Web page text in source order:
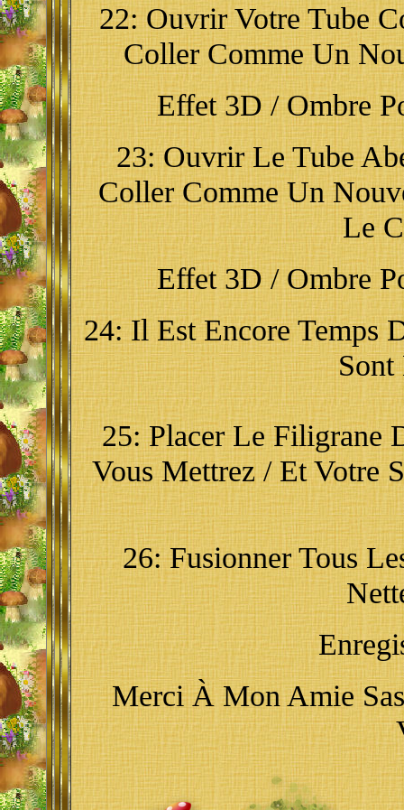
22: Ouvrir Votre Tube
Coller Comme Un
Effet 3D / Ombre
23: Ouvrir Le Tube
Coller Comme Un
Le
Effet 3D / Ombre
24: Il Est Encore Temps
Sont
25: Placer Le Filigrane
Vous Mettrez / Et Votre
26: Fusionner Tous
Merci À Mon Amie